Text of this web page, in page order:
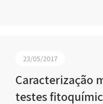
23/05/2017
Caracterização
testes